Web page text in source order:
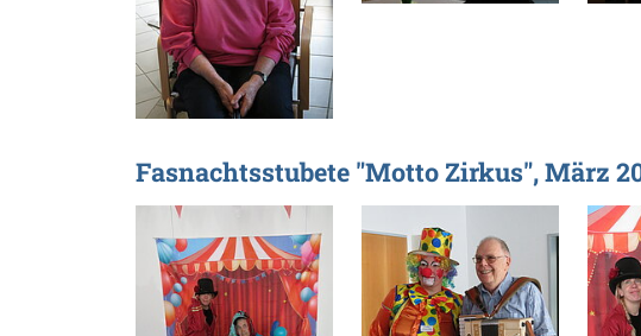
Fasnachtsstubete "Motto Zirkus", März